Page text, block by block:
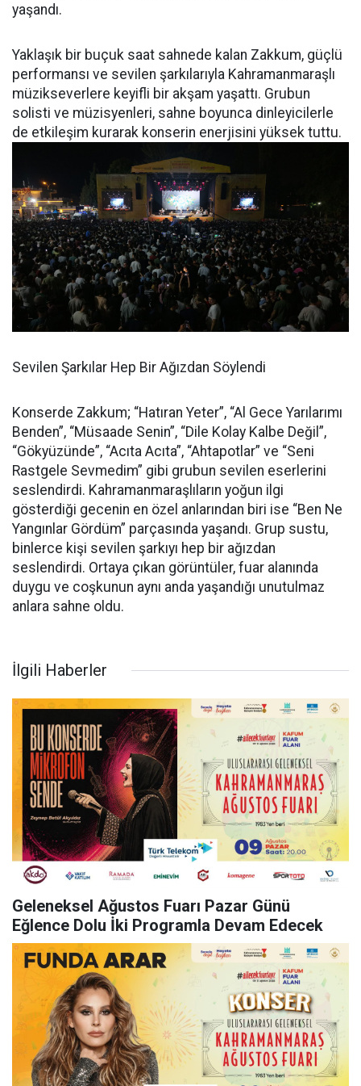
yaşandı.
Yaklaşık bir buçuk saat sahnede kalan Zakkum, güçlü
performansı ve sevilen şarkılarıyla Kahramanmaraşlı
müzikseverlere keyifli bir akşam yaşattı. Grubun
solisti ve müzisyenleri, sahne boyunca dinleyicilerle
de etkileşim kurarak konserin enerjisini yüksek tuttu.
Sevilen Şarkılar Hep Bir Ağızdan Söylendi
Konserde Zakkum; “Hatıran Yeter”, “Al Gece Yarılarımı
Benden”, “Müsaade Senin”, “Dile Kolay Kalbe Değil”,
“Gökyüzünde”, “Acıta Acıta”, “Ahtapotlar” ve “Seni
Rastgele Sevmedim” gibi grubun sevilen eserlerini
seslendirdi. Kahramanmaraşlıların yoğun ilgi
gösterdiği gecenin en özel anlarından biri ise “Ben Ne
Yangınlar Gördüm” parçasında yaşandı. Grup sustu,
binlerce kişi sevilen şarkıyı hep bir ağızdan
seslendirdi. Ortaya çıkan görüntüler, fuar alanında
duygu ve coşkunun aynı anda yaşandığı unutulmaz
anlara sahne oldu.
İlgili Haberler
Geleneksel Ağustos Fuarı Pazar Günü
Eğlence Dolu İki Programla Devam Edecek